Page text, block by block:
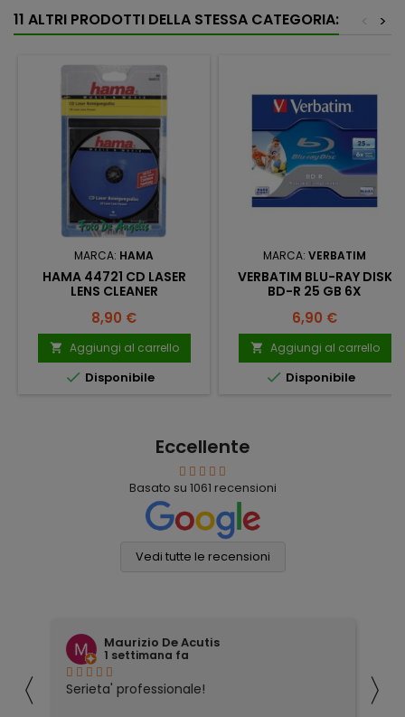
11 ALTRI PRODOTTI DELLA STESSA CATEGORIA: >
<
MARCA: HAMA
HAMA 44721 CD LASER
LENS CLEANER
Prezzo
8,90 €
 Aggiungi al carrello
 Disponibile
MARCA: VERBATIM
VERBATIM BLU-RAY DISK
BD-R 25 GB 6X
Prezzo
6,90 €
 Aggiungi al carrello
 Disponibile
Eccellente
Basato su 1061 recensioni
Vedi tutte le recensioni
〈
Maurizio De Acutis
1 settimana fa
Serieta' professionale! 〉